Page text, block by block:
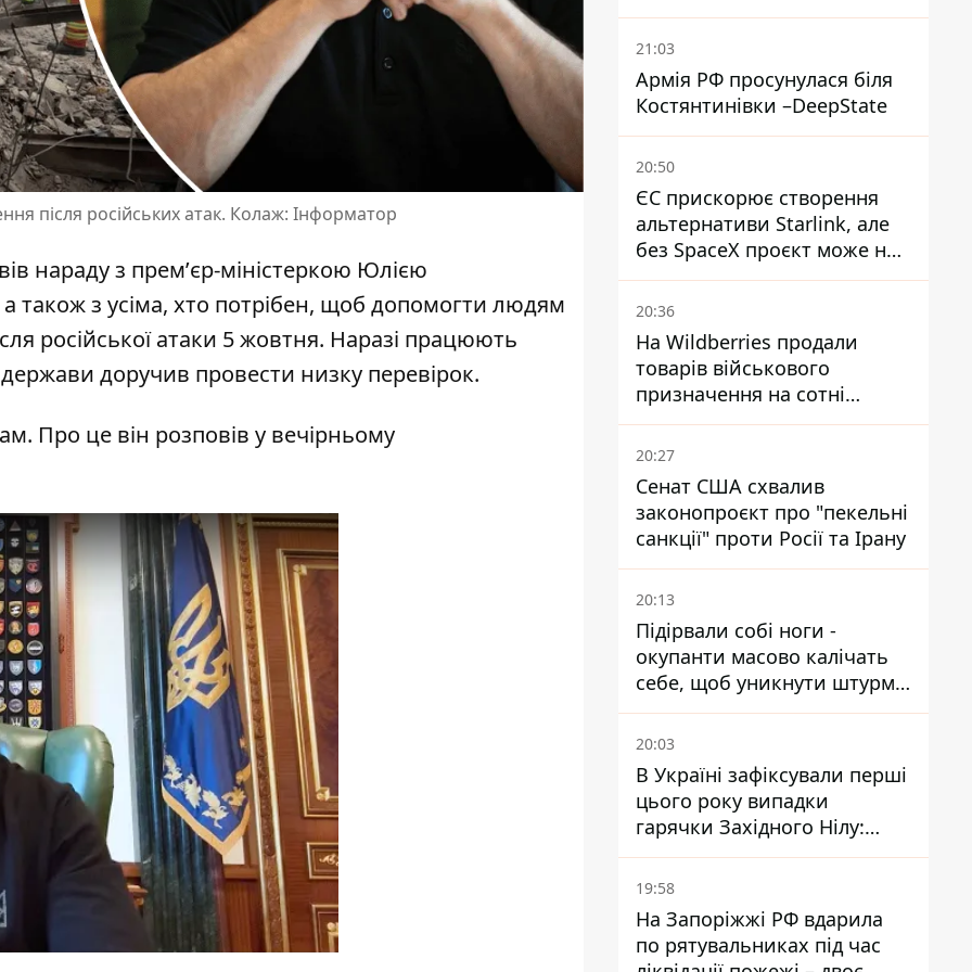
після російських атак. Колаж: Інформатор
нараду з премʼєр-міністеркою Юлією
також з усіма, хто потрібен, щоб допомогти людям
російської атаки 5 жовтня. Наразі працюють
доручив провести низку перевірок.
Про це він розповів у вечірньому
21:03
Армія РФ просунулася біля
Костянтинівки –DeepState
20:50
ЄС прискорює створення
альтернативи Starlink, але
без SpaceX проєкт може не
обійтися
20:36
На Wildberries продали
товарів військового
призначення на сотні
мільйонів, але удари ЗСУ
змінили ситуацію
20:27
Сенат США схвалив
законопроєкт про "пекельні
санкції" проти Росії та Ірану
20:13
Підірвали собі ноги -
окупанти масово калічать
себе, щоб уникнути штурмів
- ГУР
20:03
В Україні зафіксували перші
цього року випадки
гарячки Західного Нілу:
двоє людей заразилися
після укусів комарів
19:58
На Запоріжжі РФ вдарила
по рятувальниках під час